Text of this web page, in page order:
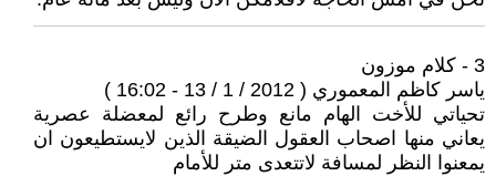
3 - كلام موزون
ياسر كاظم المعموري ( 2012 / 1 / 13 - 16:02 )
تحياتي للأخت الهام مانع وطرح رائع لمعضلة عصرية
يعاني منها اصحاب العقول الضيقة الذين لايستطيعون ان
يمعنوا النظر لمسافة لاتتعدى متر للأمام